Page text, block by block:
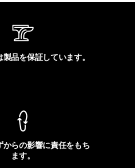
品を保証しています。
からの影響に責任をもち
ます。